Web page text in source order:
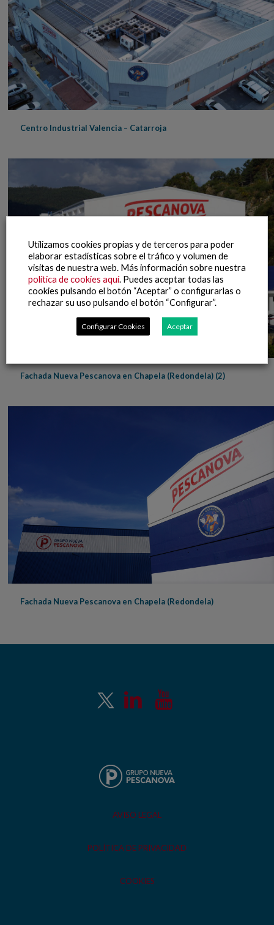
Centro Industrial Valencia – Catarroja
Fachada Nueva Pescanova en Chapela (Redondela) (2)
Fachada Nueva Pescanova en Chapela (Redondela)
AVISO LEGAL
POLÍTICA DE PRIVACIDAD
COOKIES
Utilizamos cookies propias y de terceros para poder
elaborar estadísticas sobre el tráfico y volumen de
visitas de nuestra web. Más información sobre nuestra
política de cookies aquí. Puedes aceptar todas las
cookies pulsando el botón “Aceptar” o configurarlas o
rechazar su uso pulsando el botón “Configurar”.
Configurar Cookies Aceptar